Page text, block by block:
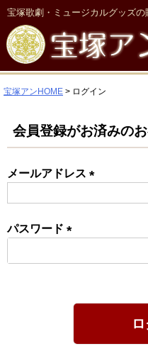
宝塚歌劇・ミュージカルグッズ
宝塚アンHOME ログイン
会員登録がお済みの
メールアドレス
パスワード
須)